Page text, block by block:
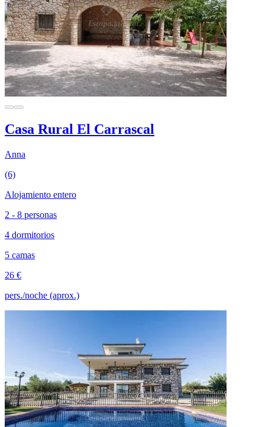
Casa Rural El Carrascal
Anna
(6)
Alojamiento entero
2 - 8 personas
4 dormitorios
5 camas
26 €
pers./noche (aprox.)